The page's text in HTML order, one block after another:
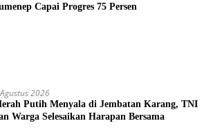
Capai Progres 75 Persen
2026
Putih Menyala di Jembatan Karang, TNI
Warga Selesaikan Harapan Bersama